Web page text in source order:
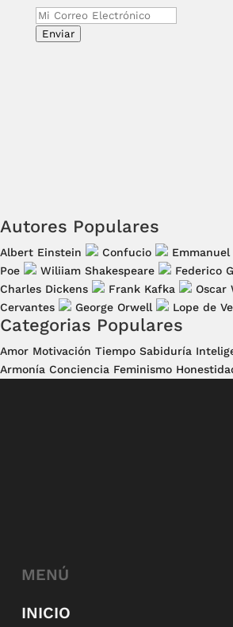
Enviar
Autores Populares
Albert Einstein Confucio
Poe
Wiliiam Shakespeare
Federico
Charles Dickens
Frank Kafka Oscar
Cervantes
George Orwell Lope de
Categorias Populares
Amor Motivación Tiempo Sabiduría
Armonía Conciencia Feminismo
MENÚ
INICIO